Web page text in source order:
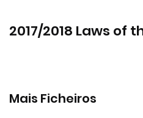
2017/2018 Laws of
Mais Ficheiros